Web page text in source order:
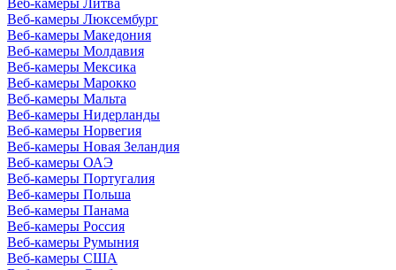
Веб-камеры Литва
Веб-камеры Люксембург
Веб-камеры Македония
Веб-камеры Молдавия
Веб-камеры Мексика
Веб-камеры Марокко
Веб-камеры Мальта
Веб-камеры Нидерланды
Веб-камеры Норвегия
Веб-камеры Новая Зеландия
Веб-камеры ОАЭ
Веб-камеры Португалия
Веб-камеры Польша
Веб-камеры Панама
Веб-камеры Россия
Веб-камеры Румыния
Веб-камеры США